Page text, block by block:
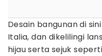
Desain bangunan di
Italia, dan dikelilingi
hijau serta sejuk